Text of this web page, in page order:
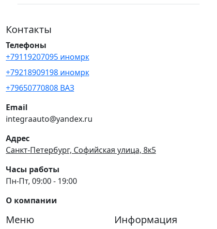
Контакты
Телефоны
+79119207095 иномрк
+79218909198 иномрк
+79650770808 ВАЗ
Email
integraauto@yandex.ru
Адрес
Санкт-Петербург, Софийская улица, 8к5
Часы работы
Пн-Пт, 09:00 - 19:00
О компании
Меню Информация